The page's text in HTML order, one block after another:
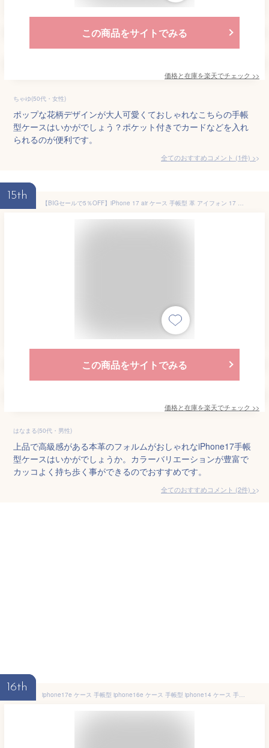
この商品をサイトでみる
価格と在庫を楽天でチェック >>
ちゃゆ(50代・女性)
ポップな花柄デザインが大人可愛くておしゃれなこちらの手帳
型ケースはいかがでしょう？ポケット付きでカードなどを入れ
られるのが便利です。
全てのおすすめコメント (1件) >
15th
【BIGセールで5％OFF】iPhone 17 air ケース 手帳型 革 アイフォン 17 16 15 14 13 12 11 プロ マックス カバー 手帳 本革 iPhone16e 15 14 plus 13 mini 手帳型ケース iPhoneSE3 SE2 スマホケース X XR XS Max スマホケース スタンド カード収納 内蔵マグネット
この商品をサイトでみる
価格と在庫を楽天でチェック >>
はなまる(50代・男性)
上品で高級感がある本革のフォルムがおしゃれなiPhone17手帳
型ケースはいかがでしょうか。カラーバリエーションが豊富で
カッコよく持ち歩く事ができるのでおすすめです。
全てのおすすめコメント (2件) >
16th
iphone17e ケース 手帳型 iphone16e ケース 手帳型 iphone14 ケース 手帳型 iphone17 air ケース 手帳型 iPhone SE3 ケース 手帳型 iphone15 ケース 手帳型 iphone12 ケース iPhone SE2 ケース iphone16手帳型ケース かわいい くすみカラーストラップ 携帯ストラップ